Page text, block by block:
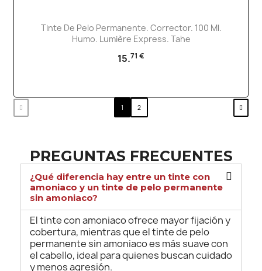
Tinte De Pelo Permanente. Corrector. 100 Ml.
Humo. Lumière Express. Tahe
15.71 €
1 2
PREGUNTAS FRECUENTES
¿Qué diferencia hay entre un tinte con
amoniaco y un tinte de pelo permanente
sin amoniaco?
El tinte con amoniaco ofrece mayor fijación y
cobertura, mientras que el tinte de pelo
permanente sin amoniaco es más suave con
el cabello, ideal para quienes buscan cuidado
y menos agresión.